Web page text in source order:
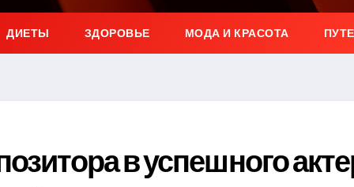
ДИЕТЫ ЗДОРОВЬЕ МОДА И КРАСОТА
в успешного